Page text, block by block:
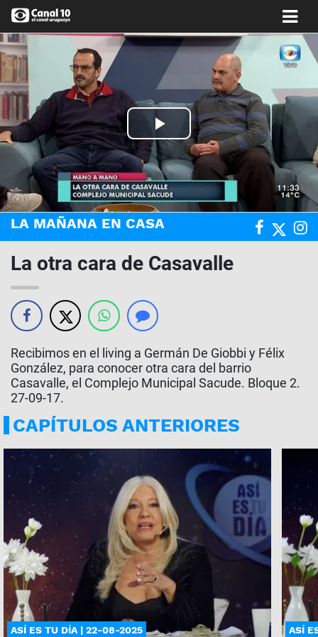
Play
Video
LA MAÑANA EN CASA
La otra cara de Casavalle
Recibimos en el living a Germán De Giobbi y Félix
González, para conocer otra cara del barrio
Casavalle, el Complejo Municipal Sacude. Bloque 2.
27-09-17.
CAPÍTULOS ANTERIORES
ASÍ ES TU DÍA | 22-08-2025 ASÍ